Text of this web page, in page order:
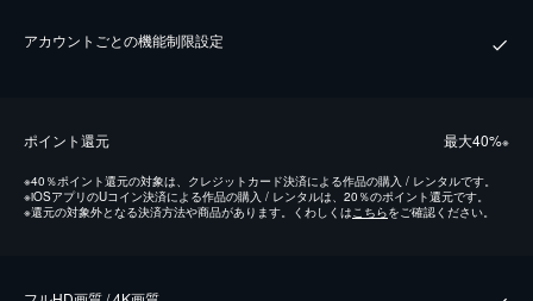
アカウントごとの機能制限設定
ポイント還元 最⼤40%※
※40％ポイント還元の対象は、クレジットカード決済による作品の購入 / レンタルです。
※iOSアプリのUコイン決済による作品の購入 / レンタルは、20％のポイント還元です。
※還元の対象外となる決済方法や商品があります。くわしくはこちらをご確認ください。